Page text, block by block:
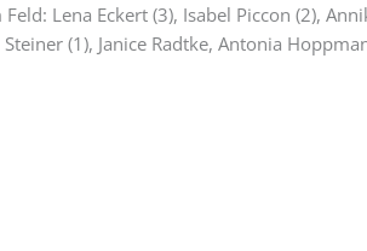
Lena Eckert (3), Isabel Piccon (2),
(1), Janice Radtke, Antonia